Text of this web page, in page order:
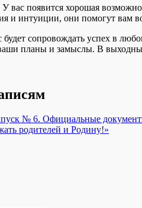
У вас появится хорошая
и интуиции, они помогут вам
будет сопровождать успех в
планы и замыслы. В
№ 6. Официальные
родителей и Родину!»